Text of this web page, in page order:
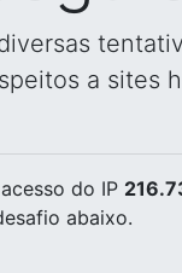
a sites
do IP
abaixo.